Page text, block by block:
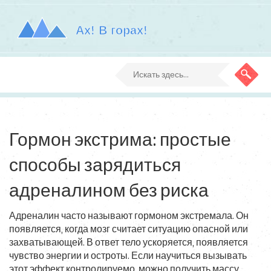
Гормон экстрима: простые
способы зарядиться
адреналином без риска
Адреналин часто называют гормоном экстремала. Он
появляется, когда мозг считает ситуацию опасной или
захватывающей. В ответ тело ускоряется, появляется
чувство энергии и остроты. Если научиться вызывать